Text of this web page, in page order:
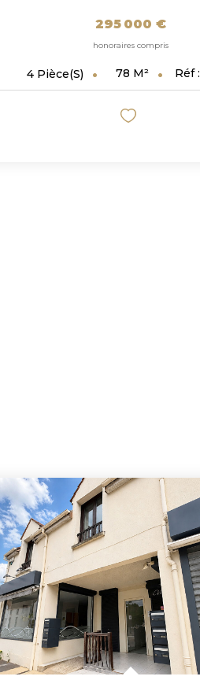
295 000 €
honoraires compris
4 Pièce(s) 78 M² Réf :